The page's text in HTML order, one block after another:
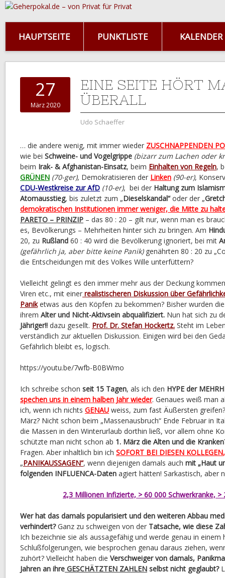
HAUPTSEITE PUNKTLISTE KALENDER
27
März 2020
EINE SEITE HÖRT
ÜBERALL
Udo Schaeffer
… die andere wenig, mit immer wieder ZUSCHNAPPENDEN
wie bei Schweine- und Vogelgrippe (bizarr zum Lachen oder
beim Irak- & Afghanistan-Einsatz, beim Einhalten von Regeln,
GRÜNEN (70-ger), Demokratisieren der Linken (90-er),
CDU-Westkreise zur AfD (10-er), bei der Haltung zum
Atomausstieg, bis zuletzt zum „Dieselskandal“oder der „
demokratischen Institutionen immer weniger, die Mitte zu
PARETO – PRINZIP – das 80 : 20 – gilt nur, wenn man es
es, Bevölkerungs – Mehrheiten hinter sich zu bringen. Am
20, zu Rußland 60 : 40 wird die Bevölkerung ignoriert, bei mit
(gefährlich ja, aber bitte keine Panik)genährten 80 : 20 zu
die Entscheidungen mit des Volkes Wille unterfüttern?
Vielleicht gelingt es den immer mehr aus der Deckung
Viren etc., mit einer realistischeren Diskussion über
Paniketwas aus den Köpfen zu bekommen? Bisher wurden
ihrem Alter und Nicht-Aktivsein abqualifiziert. Nun hat sich zu
Jähriger!! dazu gesellt. Prof. Dr. Stefan Hockertz. Steht im
verständlich zur aktuellen Diskussion. Einigen wird bei den
Gefährlich bleibt es, logisch.
https://youtu.be/7wfb-B0BWmo
Ich schreibe schon seit 15 Tagen, als ich den HYPE der
spechen uns in einem halben Jahr wieder. Genaues weiß man
ich, wenn ich nichts GENAU weiss, zum fast Äußersten
März? Nicht schon beim „Massenausbruch“ Ende Februar in
die Massen in den Winterurlaub dorthin ließ, vor allem ohne
schützte man nicht schon ab 1. März die Alten und die
Fragen. Aber inhaltlich bin ich SOFORT BEI DIESEN KOLLEGEN
„PANIKAUSSAGEN“, wenn diejenigen damals auch mit „Haut
folgenden INFLUENCA-Daten agiert hätten! Sarkastisch, aber
2,3 Millionen Infizierte, > 60 000 Schwerkranke,
Wer hat das damals popularisiert und den weiteren Abbau
verhindert?Ganz zu schweigen von der Tatsache, wie diese
Ich bezeichnie sie als aussagefähig und werde genau in einem
Schlußfolgerungen, wie besprochen genau daraus ziehen,
zuhört? Vielleicht haben die Verschweiger von damals,
Jahren an ihre GESCHÄTZTEN ZAHLEN selbst nicht geglaubt?